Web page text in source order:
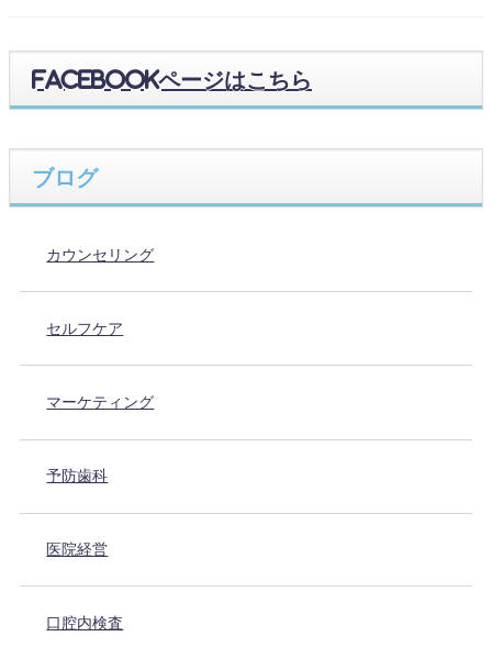
Facebookページはこちら
ブログ
カウンセリング
セルフケア
マーケティング
予防歯科
医院経営
口腔内検査